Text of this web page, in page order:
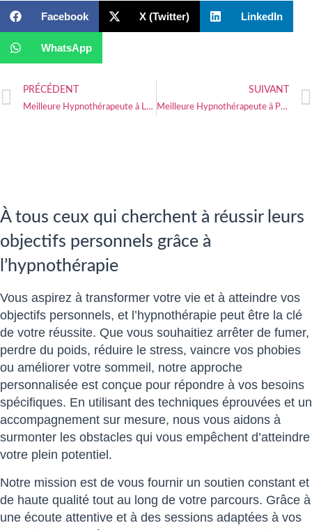
Facebook X (Twitter) LinkedIn
WhatsApp
PRÉCÉDENT
Meilleure Hypnothérapeute à Lanvallay
SUIVANT
Meilleure Hypnothérapeute à Paimpol
À tous ceux qui cherchent à réussir leurs
objectifs personnels grâce à
l’hypnothérapie
Vous aspirez à transformer votre vie et à atteindre vos
objectifs personnels, et l’hypnothérapie peut être la clé
de votre réussite. Que vous souhaitiez arrêter de fumer,
perdre du poids, réduire le stress, vaincre vos phobies
ou améliorer votre sommeil, notre approche
personnalisée est conçue pour répondre à vos besoins
spécifiques. En utilisant des techniques éprouvées et un
accompagnement sur mesure, nous vous aidons à
surmonter les obstacles qui vous empêchent d’atteindre
votre plein potentiel.
Notre mission est de vous fournir un soutien constant et
de haute qualité tout au long de votre parcours. Grâce à
une écoute attentive et à des sessions adaptées à vos